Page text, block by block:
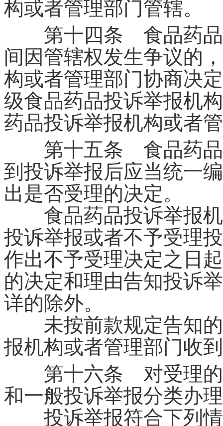
构或者管理部门管辖。
第十四条 食品药品
间因管辖权发生争议的
构或者管理部门协商决
级食品药品投诉举报机
药品投诉举报机构或者
第十五条 食品药品
到投诉举报后应当统一
出是否受理的决定。
食品药品投诉举报机
投诉举报或者不予受理
作出不予受理决定之日
的决定和理由告知投诉
详的除外。
未按前款规定告知的
报机构或者管理部门收
第十六条 对受理的
和一般投诉举报分类办
投诉举报符合下列情